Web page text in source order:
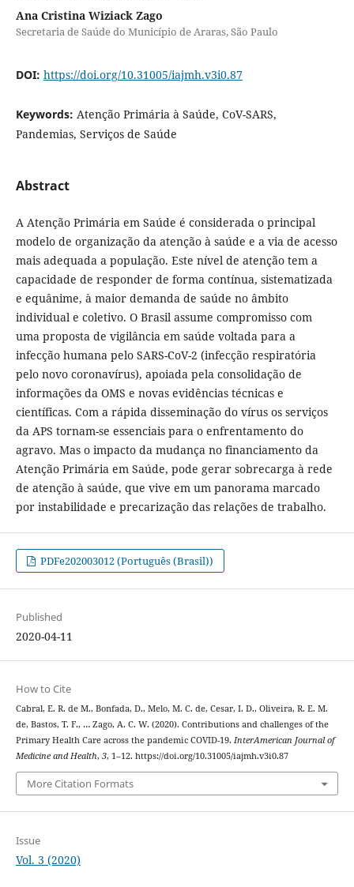
Ana Cristina Wiziack Zago
Secretaria de Saúde do Município de Araras, São Paulo
DOI: https://doi.org/10.31005/iajmh.v3i0.87
Keywords: Atenção Primária à Saúde, CoV-SARS,
Pandemias, Serviços de Saúde
Abstract
A Atenção Primária em Saúde é considerada o principal
modelo de organização da atenção à saúde e a via de acesso
mais adequada a população. Este nível de atenção tem a
capacidade de responder de forma contínua, sistematizada
e equânime, à maior demanda de saúde no âmbito
individual e coletivo. O Brasil assume compromisso com
uma proposta de vigilância em saúde voltada para a
infecção humana pelo SARS-CoV-2 (infecção respiratória
pelo novo coronavírus), apoiada pela consolidação de
informações da OMS e novas evidências técnicas e
científicas. Com a rápida disseminação do vírus os serviços
da APS tornam-se essenciais para o enfrentamento do
agravo. Mas o impacto da mudança no financiamento da
Atenção Primária em Saúde, pode gerar sobrecarga à rede
de atenção à saúde, que vive em um panorama marcado
por instabilidade e precarização das relações de trabalho.
PDFe202003012 (Português (Brasil))
Published
2020-04-11
How to Cite
Cabral, E. R. de M., Bonfada, D., Melo, M. C. de, Cesar, I. D., Oliveira, R. E. M.
de, Bastos, T. F., … Zago, A. C. W. (2020). Contributions and challenges of the
Primary Health Care across the pandemic COVID-19. InterAmerican Journal of
Medicine and Health, 3, 1–12. https://doi.org/10.31005/iajmh.v3i0.87
More Citation Formats
Issue
Vol. 3 (2020)